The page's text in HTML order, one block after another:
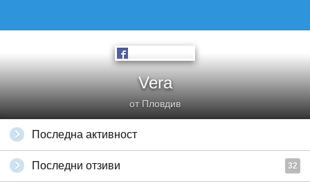
Vera
от Пловдив
Последна активност
Последни отзиви 32